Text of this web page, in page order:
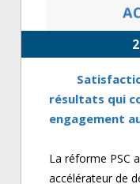
résultats qui
engagement
La réforme PSC
accélérateur de